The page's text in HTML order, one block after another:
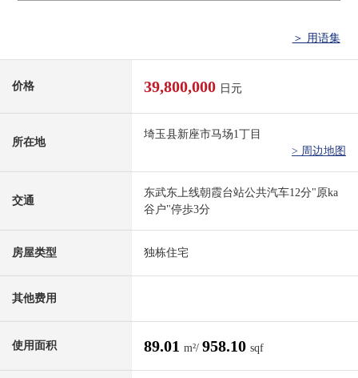
＞ 用语集
价格 39,800,000 日元
所在地
埼玉县新座市马场1丁目
> 周边地图
交通
东武东上线朝霞台站公共汽车12分"原ka
谷户"停歩3分
房屋类型 独栋住宅
其他费用
使用面积 89.01 m²/ 958.10 sqf